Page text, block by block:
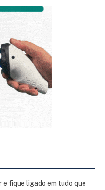
fique ligado em tudo que